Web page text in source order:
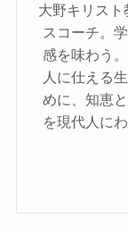
大野キリス
スコーチ。
感を味わう
人に仕える
めに、知恵
を現代人に